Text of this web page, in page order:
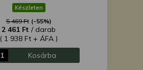
Készleten
5 469 Ft (-55%)
2 461 Ft / darab
( 1 938 Ft + ÁFA )
Kosárba